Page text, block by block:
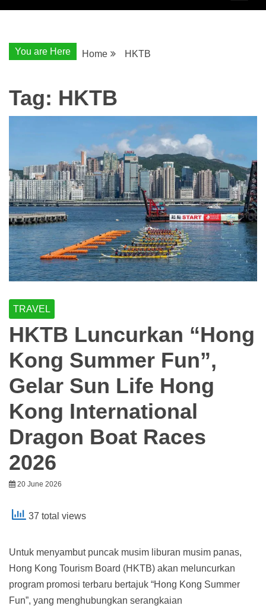
You are Here Home HKTB
Tag: HKTB
TRAVEL
HKTB Luncurkan “Hong
Kong Summer Fun”,
Gelar Sun Life Hong
Kong International
Dragon Boat Races
2026
20 June 2026
37 total views
Untuk menyambut puncak musim liburan musim panas,
Hong Kong Tourism Board (HKTB) akan meluncurkan
program promosi terbaru bertajuk “Hong Kong Summer
Fun”, yang menghubungkan serangkaian